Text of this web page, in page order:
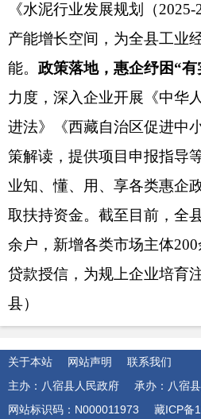
《水泥行业发展规划（
产能增长空间，为全县工业
能。 政策落地，惠企纾困“有
力度，深入企业开展《中华
进法》《西藏自治区促进中
策解读，提供项目申报指导
业知、懂、用、享各类惠企
取扶持资金。 截至目前 ， 全
余户，新增各类市场主体
贷款授信，为规上企业培育
县）
关于本站 网站声明
联系我们
主办：八宿县人民政府
承办：八宿
网站标识码：N000011973
藏ICP备